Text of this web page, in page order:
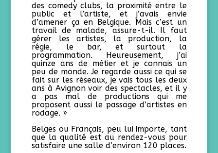
des comedy clubs, la proximité entre le
public et l’artiste, et j’avais envie
d’amener ça en Belgique. Mais c’est un
travail de malade, assure-t-il. Il faut
gérer les artistes, la production, la
régie, le bar, et surtout la
programmation. Heureusement, j’ai
quinze ans de métier et je connais un
peu de monde. Je regarde aussi ce qui se
fait sur les réseaux, je vais tous les deux
ans à Avignon voir des spectacles, et il y
a pas mal de productions qui me
proposent aussi le passage d’artistes en
rodage. »
Belges ou Français, peu lui importe, tant
que la qualité est au rendez-vous pour
satisfaire une salle d’environ 120 places.